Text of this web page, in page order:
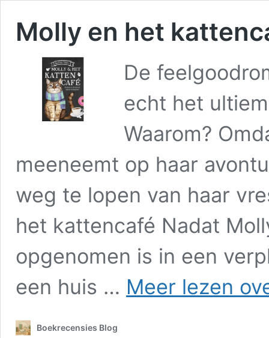
Molly en het
De
echt het
Waarom?
meeneemt op haar
weg te lopen van haar
het kattencafé Nadat
opgenomen is in een
een huis … Meer lezen
Boekrecensies Blog